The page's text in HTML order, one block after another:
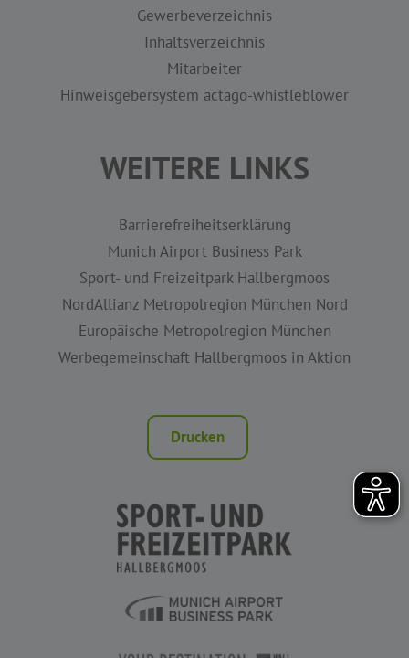
Gewerbeverzeichnis
Inhaltsverzeichnis
Mitarbeiter
Hinweisgebersystem actago-whistleblower
WEITERE LINKS
Barrierefreiheitserklärung
Munich Airport Business Park
Sport- und Freizeitpark Hallbergmoos
NordAllianz Metropolregion München Nord
Europäische Metropolregion München
Werbegemeinschaft Hallbergmoos in Aktion
Drucken